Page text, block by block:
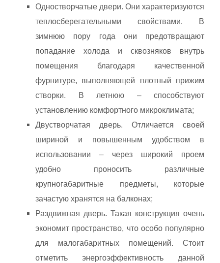
Одностворчатые двери. Они характеризуются
теплосберегательными свойствами. В
зимнюю пору года они предотвращают
попадание холода и сквозняков внутрь
помещения благодаря качественной
фурнитуре, выполняющей плотный прижим
створки. В летнюю – способствуют
установлению комфортного микроклимата;
Двустворчатая дверь. Отличается своей
шириной и повышенным удобством в
использовании – через широкий проем
удобно проносить различные
крупногабаритные предметы, которые
зачастую хранятся на балконах;
Раздвижная дверь. Такая конструкция очень
экономит пространство, что особо популярно
для малогабаритных помещений. Стоит
отметить энергоэффективность данной